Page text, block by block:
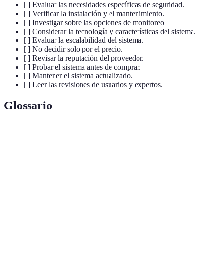
[ ] Evaluar las necesidades específicas de seguridad.
[ ] Verificar la instalación y el mantenimiento.
[ ] Investigar sobre las opciones de monitoreo.
[ ] Considerar la tecnología y características del sistema.
[ ] Evaluar la escalabilidad del sistema.
[ ] No decidir solo por el precio.
[ ] Revisar la reputación del proveedor.
[ ] Probar el sistema antes de comprar.
[ ] Mantener el sistema actualizado.
[ ] Leer las revisiones de usuarios y expertos.
Glossario